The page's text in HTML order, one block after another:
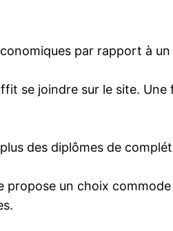
par rapport à
se joindre sur le site.
des diplômes de
propose un choix